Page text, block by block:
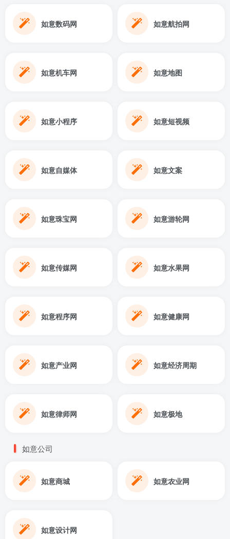
如意数码网 如意航拍网
如意机车网 如意地图
如意小程序 如意短视频
如意自媒体 如意文案
如意珠宝网 如意游轮网
如意传媒网 如意水果网
如意程序网 如意健康网
如意产业网 如意经济周期
如意律师网 如意极地
如意公司
如意商城 如意农业网
如意设计网